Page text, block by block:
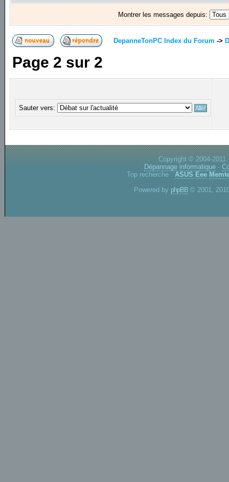
Montrer les messages depuis:
DepanneTonPC Index du Forum ->
Page 2 sur 2
Sauter vers:
Copyright © 2004-
Dépannage informatique -
Top recherche : ASUS Eee
Powered by phpBB © 2001,